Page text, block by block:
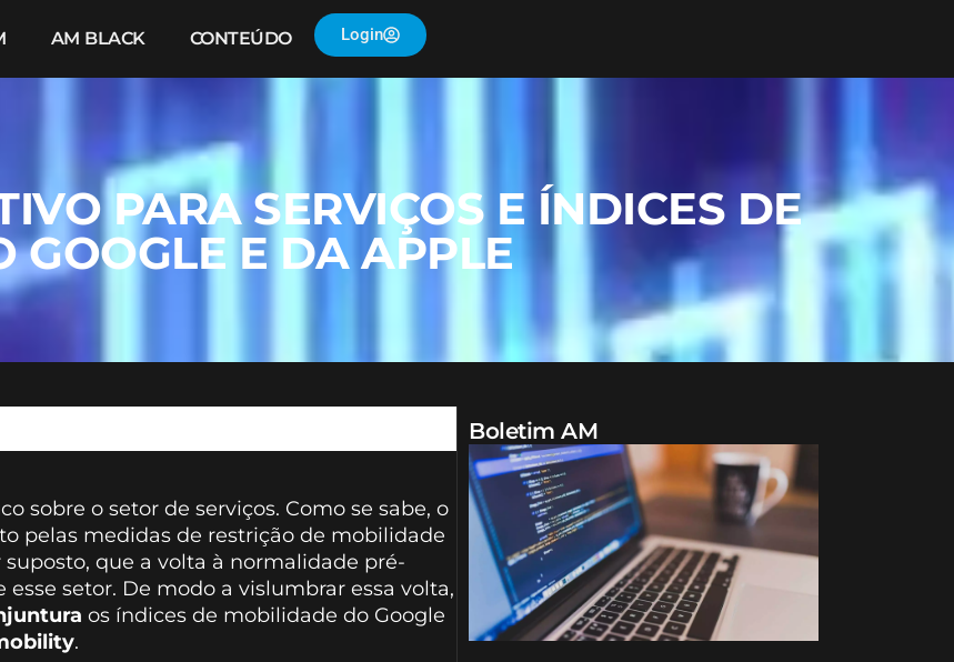
AM BLACK CONTEÚDO Login
PARA SERVIÇOS E ÍNDICES DE
GOOGLE E DA APPLE
sobre o setor de serviços. Como se sabe, o
pelas medidas de restrição de mobilidade
que a volta à normalidade pré-
setor. De modo a vislumbrar essa volta,
os índices de mobilidade do Google
.
Boletim AM